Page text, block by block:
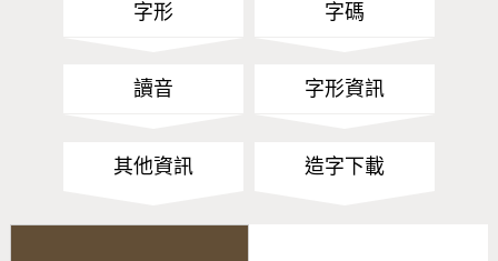
字形 字碼
讀音 字形資訊
其他資訊 造字下載